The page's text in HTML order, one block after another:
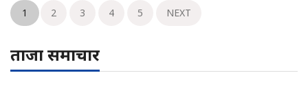
1 2 3 4 5 NEXT
ताजा समाचार